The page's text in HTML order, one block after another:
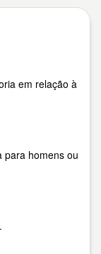
em relação à
para homens ou